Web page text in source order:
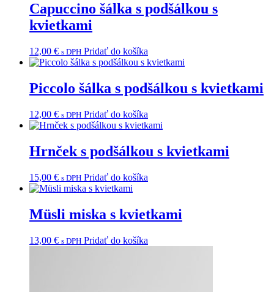
Capuccino šálka s podšálkou s
kvietkami
12,00 € s DPH Pridať do košíka
Piccolo šálka s podšálkou s kvietkami
12,00 € s DPH Pridať do košíka
Hrnček s podšálkou s kvietkami
15,00 € s DPH Pridať do košíka
Müsli miska s kvietkami
13,00 € s DPH Pridať do košíka